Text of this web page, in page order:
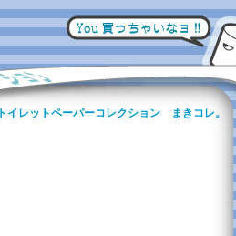
トイレットペーパーコレクション まきコレ。